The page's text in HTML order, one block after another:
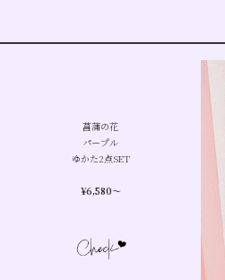
菖蒲の花
パープル
ゆかた2点SET
¥6,580〜